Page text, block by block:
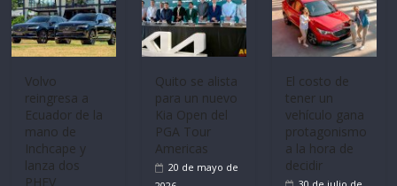
Mercado
automotor
nacional cierra
su mejor 1er
semestre en la
historia
La FEDAK
recibe 12
Sinotruk
Bolden para
cubrir las rutas
de La Vuelta
Ultima película
‘Spider‑Man:
Brand New
Day’ pone en
escena a
BMW